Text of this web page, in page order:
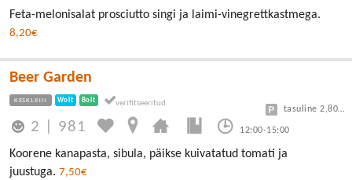
Feta-melonisalat prosciutto singi ja laimi-vinegrettkastmega.
8,20€
Beer Garden
KESKLINN Wolt Bolt
2 981 12:00-15:00
tasuline 2,80/30min
Koorene kanapasta, sibula, päikse kuivatatud tomati ja
juustuga. 7,50€